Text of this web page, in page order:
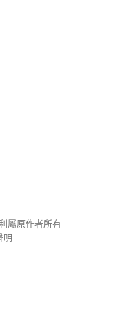
屬原作者所有
明